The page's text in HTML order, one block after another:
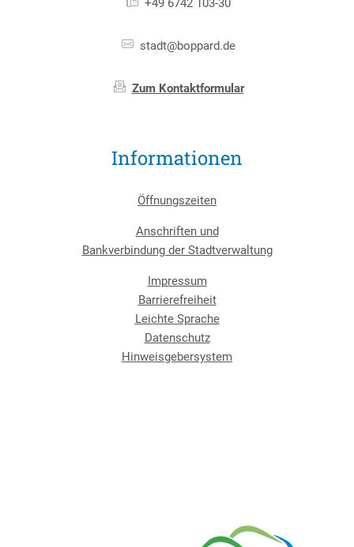
+49 6742 103-30
stadt@boppard.de
Zum Kontaktformular
Informationen
Öffnungszeiten
Anschriften und
Bankverbindung der Stadtverwaltung
Impressum
Barrierefreiheit
Leichte Sprache
Datenschutz
Hinweisgebersystem